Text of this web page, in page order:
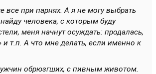
все при парнях. А я не могу выбрать
человека, с которым буду
меня начнут осуждать: продалась,
и т.п. А что мне делать, если именно к
обрюзгших, с пивным животом.